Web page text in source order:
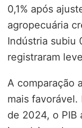
0,1% após
agropecuária
Indústria subiu
registraram
A comparação
mais
de 2024, o PIB